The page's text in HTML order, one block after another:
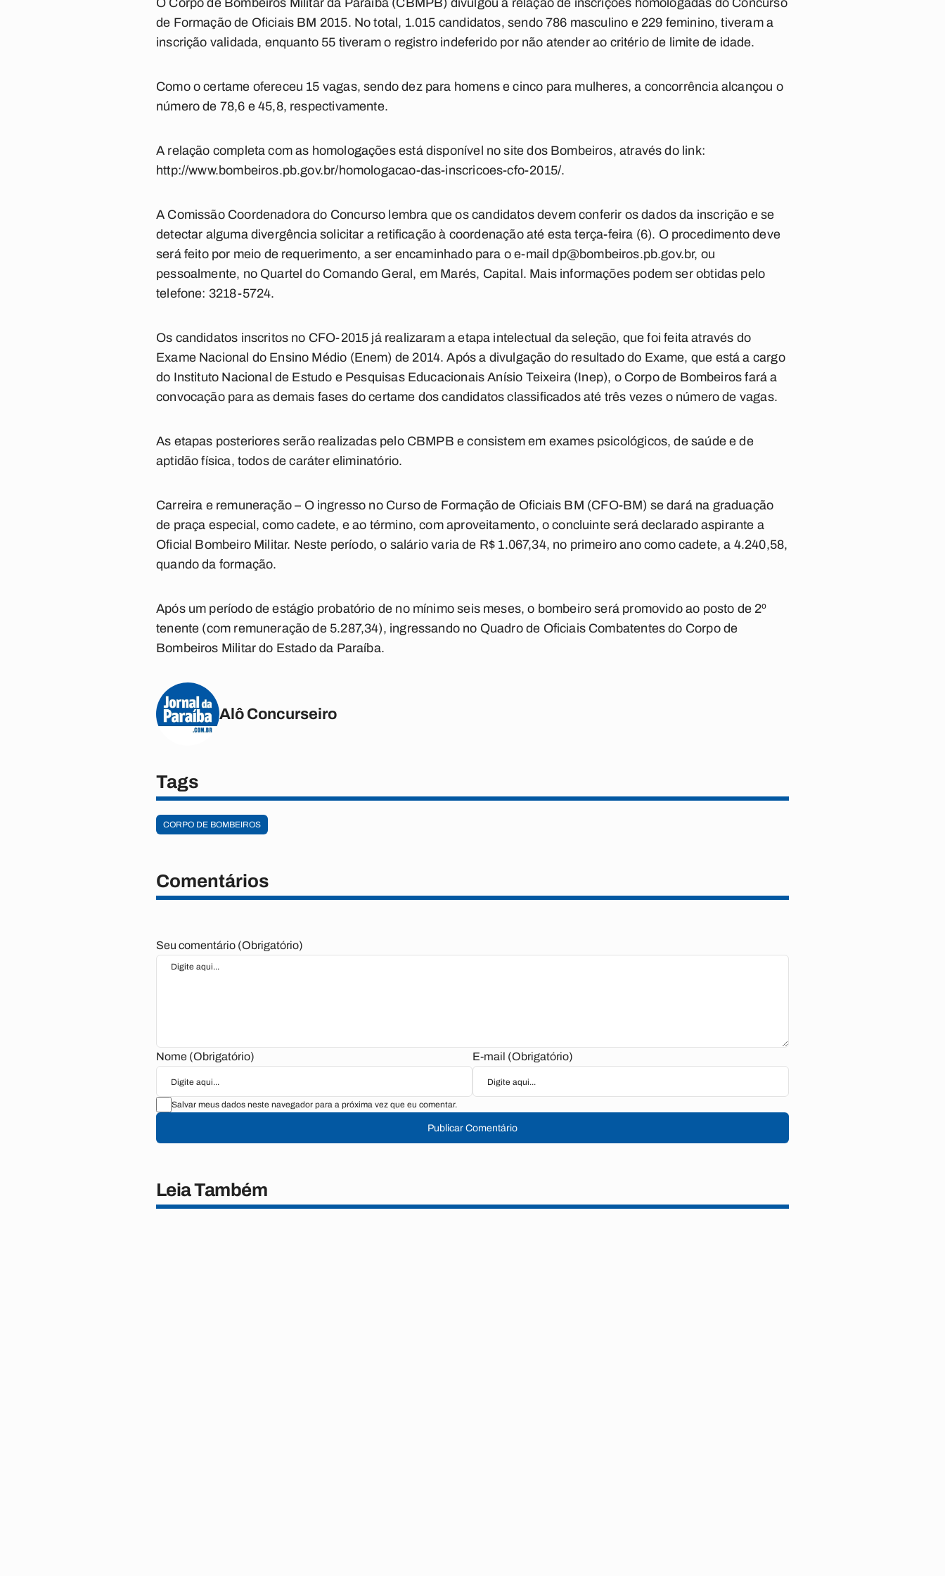
O Corpo de Bombeiros Militar da Paraíba (CBMPB) divulgou a relação de inscrições homologadas do Concurso
de Formação de Oficiais BM 2015. No total, 1.015 candidatos, sendo 786 masculino e 229 feminino, tiveram a
inscrição validada, enquanto 55 tiveram o registro indeferido por não atender ao critério de limite de idade.
Como o certame ofereceu 15 vagas, sendo dez para homens e cinco para mulheres, a concorrência alcançou o
número de 78,6 e 45,8, respectivamente.
A relação completa com as homologações está disponível no site dos Bombeiros, através do link:
http://www.bombeiros.pb.gov.br/homologacao-das-inscricoes-cfo-2015/.
A Comissão Coordenadora do Concurso lembra que os candidatos devem conferir os dados da inscrição e se
detectar alguma divergência solicitar a retificação à coordenação até esta terça-feira (6). O procedimento deve
será feito por meio de requerimento, a ser encaminhado para o e-maildp@bombeiros.pb.gov.br, ou
pessoalmente, no Quartel do Comando Geral, em Marés, Capital. Mais informações podem ser obtidas pelo
telefone: 3218-5724.
Os candidatos inscritos no CFO-2015 já realizaram a etapa intelectual da seleção, que foi feita através do
Exame Nacional do Ensino Médio (Enem) de 2014. Após a divulgação do resultado do Exame, que está a cargo
do Instituto Nacional de Estudo e Pesquisas Educacionais Anísio Teixeira (Inep), o Corpo de Bombeiros fará a
convocação para as demais fases do certame dos candidatos classificados até três vezes o número de vagas.
As etapas posteriores serão realizadas pelo CBMPB e consistem em exames psicológicos, de saúde e de
aptidão física, todos de caráter eliminatório.
Carreira e remuneração– O ingresso no Curso de Formação de Oficiais BM (CFO-BM) se dará na graduação
de praça especial, como cadete, e ao término, com aproveitamento, o concluinte será declarado aspirante a
Oficial Bombeiro Militar. Neste período, o salário varia de R$ 1.067,34, no primeiro ano como cadete, a 4.240,58,
quando da formação.
Após um período de estágio probatório de no mínimo seis meses, o bombeiro será promovido ao posto de 2º
tenente (com remuneração de 5.287,34), ingressando no Quadro de Oficiais Combatentes do Corpo de
Bombeiros Militar do Estado da Paraíba.
Alô Concurseiro
Tags
CORPO DE BOMBEIROS
Comentários
Seu comentário (Obrigatório)
Nome (Obrigatório) E-mail (Obrigatório)
Salvar meus dados neste navegador para a próxima vez que eu comentar.
Publicar Comentário
Leia Também